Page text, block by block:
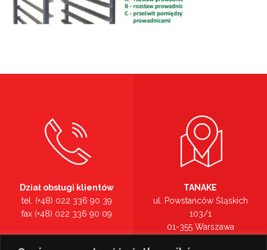
Dział obsługi klientów
tel. (+48) 022 336 90 39
fax (+48) 022 336 90 09
TANAKE
ul. Powstańców Śląskich
103/1
01-355 Warszawa